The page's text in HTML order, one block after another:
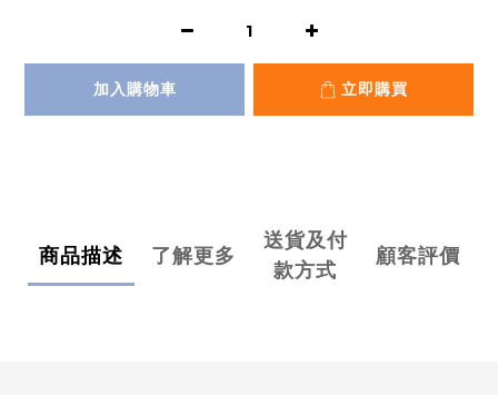
加入購物車 立即購買
商品描述 了解更多
送貨及付
款方式
顧客評價